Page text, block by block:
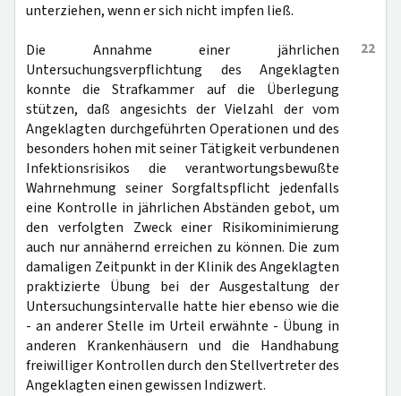
unterziehen, wenn er sich nicht impfen ließ.
22
Die Annahme einer jährlichen
Untersuchungsverpflichtung des Angeklagten
konnte die Strafkammer auf die Überlegung
stützen, daß angesichts der Vielzahl der vom
Angeklagten durchgeführten Operationen und des
besonders hohen mit seiner Tätigkeit verbundenen
Infektionsrisikos die verantwortungsbewußte
Wahrnehmung seiner Sorgfaltspflicht jedenfalls
eine Kontrolle in jährlichen Abständen gebot, um
den verfolgten Zweck einer Risikominimierung
auch nur annähernd erreichen zu können. Die zum
damaligen Zeitpunkt in der Klinik des Angeklagten
praktizierte Übung bei der Ausgestaltung der
Untersuchungsintervalle hatte hier ebenso wie die
- an anderer Stelle im Urteil erwähnte - Übung in
anderen Krankenhäusern und die Handhabung
freiwilliger Kontrollen durch den Stellvertreter des
Angeklagten einen gewissen Indizwert.